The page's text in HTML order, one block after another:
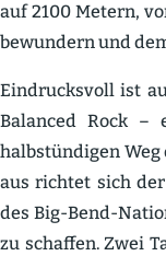
auf 2100 Metern,
bewundern und
Eindrucksvoll ist
Balanced Rock –
halbstün­digen
aus richtet sich
des Big-Bend-
zu schaffen. Zwei